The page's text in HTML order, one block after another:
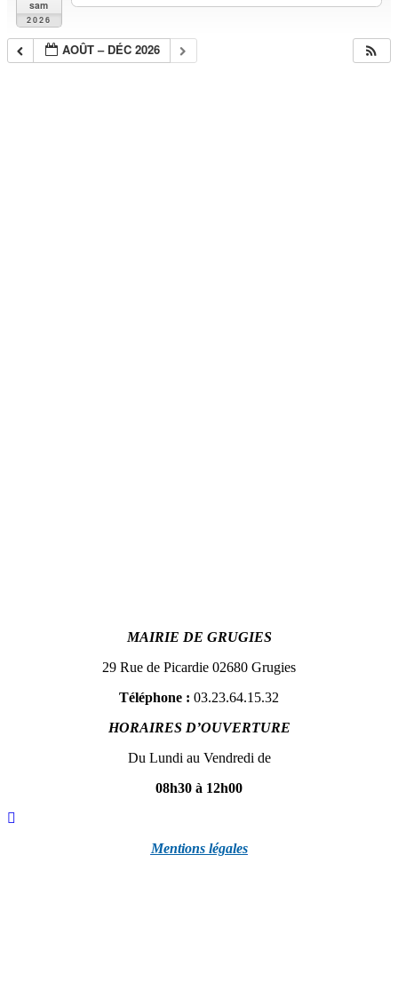
sam
2026
AOÛT – DÉC 2026
MAIRIE DE GRUGIES
29 Rue de Picardie 02680 Grugies
Téléphone : 03.23.64.15.32
HORAIRES D’OUVERTURE
Du Lundi au Vendredi de
08h30 à 12h00
Mentions légales